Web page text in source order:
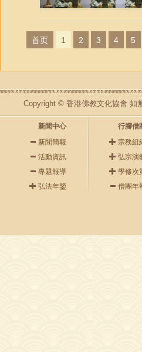
首页 1 2 3 4 5
Copyright © 香港佛教文化協會 如
新聞中心
新聞簡報
活動資訊
專題報導
弘法年鑒
行腳僧
宗務組
弘宗演
學修次
僧團年